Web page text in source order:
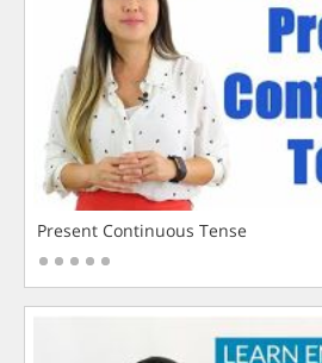
Present Continuous Tense